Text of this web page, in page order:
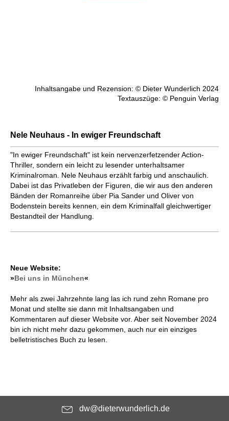
Inhaltsangabe und Rezension: © Dieter Wunderlich 2024
Textauszüge: © Penguin Verlag
Nele Neuhaus - In ewiger Freundschaft
"In ewiger Freundschaft" ist kein nervenzerfetzender Action-
Thriller, sondern ein leicht zu lesender unterhaltsamer
Kriminalroman. Nele Neuhaus erzählt farbig und anschaulich.
Dabei ist das Privatleben der Figuren, die wir aus den anderen
Bänden der Romanreihe über Pia Sander und Oliver von
Bodenstein bereits kennen, ein dem Kriminalfall gleichwertiger
Bestandteil der Handlung.
Neue Website:
»Bei uns in München«
Mehr als zwei Jahrzehnte lang las ich rund zehn Romane pro
Monat und stellte sie dann mit Inhaltsangaben und
Kommentaren auf dieser Website vor. Aber seit November 2024
bin ich nicht mehr dazu gekommen, auch nur ein einziges
belletristisches Buch zu lesen.
dw@dieterwunderlich.de